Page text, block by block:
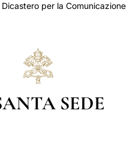
per la Comunicazione
SEDE